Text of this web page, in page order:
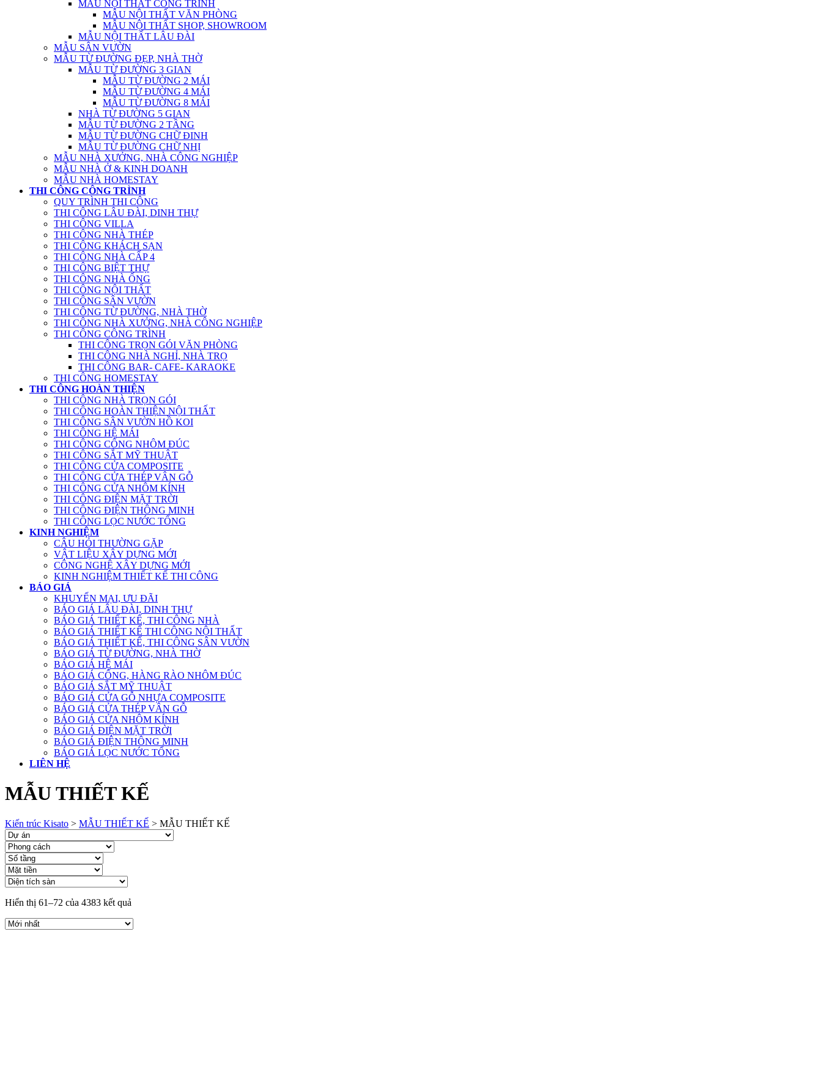
MẪU NỘI THẤT CÔNG TRÌNH
MẪU NỘI THẤT VĂN PHÒNG
MẪU NỘI THẤT SHOP, SHOWROOM
MẪU NỘI THẤT LÂU ĐÀI
MẪU SÂN VƯỜN
MẪU TỪ ĐƯỜNG ĐẸP, NHÀ THỜ
MẪU TỪ ĐƯỜNG 3 GIAN
MẪU TỪ ĐƯỜNG 2 MÁI
MẪU TỪ ĐƯỜNG 4 MÁI
MẪU TỪ ĐƯỜNG 8 MÁI
NHÀ TỪ ĐƯỜNG 5 GIAN
MẪU TỪ ĐƯỜNG 2 TẦNG
MẪU TỪ ĐƯỜNG CHỮ ĐINH
MẪU TỪ ĐƯỜNG CHỮ NHỊ
MẪU NHÀ XƯỞNG, NHÀ CÔNG NGHIỆP
MẪU NHÀ Ở & KINH DOANH
MẪU NHÀ HOMESTAY
THI CÔNG CÔNG TRÌNH
QUY TRÌNH THI CÔNG
THI CÔNG LÂU ĐÀI, DINH THỰ
THI CÔNG VILLA
THI CÔNG NHÀ THÉP
THI CÔNG KHÁCH SẠN
THI CÔNG NHÀ CẤP 4
THI CÔNG BIỆT THỰ
THI CÔNG NHÀ ỐNG
THI CÔNG NỘI THẤT
THI CÔNG SÂN VƯỜN
THI CÔNG TỪ ĐƯỜNG, NHÀ THỜ
THI CÔNG NHÀ XƯỞNG, NHÀ CÔNG NGHIỆP
THI CÔNG CÔNG TRÌNH
THI CÔNG TRỌN GÓI VĂN PHÒNG
THI CÔNG NHÀ NGHỈ, NHÀ TRỌ
THI CÔNG BAR- CAFE- KARAOKE
THI CÔNG HOMESTAY
THI CÔNG HOÀN THIỆN
THI CÔNG NHÀ TRỌN GÓI
THI CÔNG HOÀN THIỆN NỘI THẤT
THI CÔNG SÂN VƯỜN HỒ KOI
THI CÔNG HỆ MÁI
THI CÔNG CỔNG NHÔM ĐÚC
THI CÔNG SẮT MỸ THUẬT
THI CÔNG CỬA COMPOSITE
THI CÔNG CỬA THÉP VÂN GỖ
THI CÔNG CỬA NHÔM KÍNH
THI CÔNG ĐIỆN MẶT TRỜI
THI CÔNG ĐIỆN THÔNG MINH
THI CÔNG LỌC NƯỚC TỔNG
KINH NGHIỆM
CÂU HỎI THƯỜNG GẶP
VẬT LIỆU XÂY DỰNG MỚI
CÔNG NGHỆ XÂY DỰNG MỚI
KINH NGHIỆM THIẾT KẾ THI CÔNG
BÁO GIÁ
KHUYẾN MẠI, ƯU ĐÃI
BÁO GIÁ LÂU ĐÀI, DINH THỰ
BÁO GIÁ THIẾT KẾ, THI CÔNG NHÀ
BÁO GIÁ THIẾT KẾ THI CÔNG NỘI THẤT
BÁO GIÁ THIẾT KẾ, THI CÔNG SÂN VƯỜN
BÁO GIÁ TỪ ĐƯỜNG, NHÀ THỜ
BÁO GIÁ HỆ MÁI
BÁO GIÁ CỔNG, HÀNG RÀO NHÔM ĐÚC
BÁO GIÁ SẮT MỸ THUẬT
BÁO GIÁ CỬA GỖ NHỰA COMPOSITE
BÁO GIÁ CỬA THÉP VÂN GỖ
BÁO GIÁ CỬA NHÔM KÍNH
BÁO GIÁ ĐIỆN MẶT TRỜI
BÁO GIÁ ĐIỆN THÔNG MINH
BÁO GIÁ LỌC NƯỚC TỔNG
LIÊN HỆ
MẪU THIẾT KẾ
Kiến trúc Kisato > MẪU THIẾT KẾ > MẪU THIẾT KẾ
Hiển thị 61–72 của 4383 kết quả